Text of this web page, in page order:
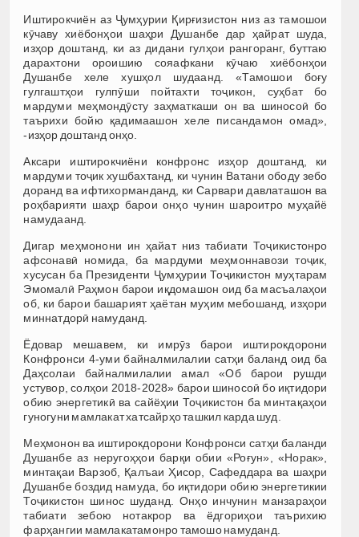
Иштирокчиён аз Ҷумҳурии Қирғизистон низ аз тамошои
кӯчаву хиёбонҳои шаҳри Душанбе дар ҳайрат шуда,
изҳор доштанд, ки аз дидани гулҳои рангоранг, буттаю
дарахтони ороишию сояафкани кӯчаю хиёбонҳои
Душанбе хеле хушҳол шудаанд. «Тамошои боғу
гулгаштҳои гулпӯши пойтахти тоҷикон, суҳбат бо
мардуми меҳмондӯсту заҳматкаши он ва шиносоӣ бо
таърихи бойю қадимаашон хеле писандамон омад»,
-изҳор доштанд онҳо.
Аксари иштирокчиёни конфронс изҳор доштанд, ки
мардуми тоҷик хушбахтанд, ки чунин Ватани ободу зебо
доранд ва ифтихорманданд, ки Сарвари давлаташон ва
роҳбарияти шаҳр барои онҳо чунин шароитро муҳайё
намудаанд.
Дигар меҳмонони ин ҳайат низ табиати Тоҷикистонро
афсонавӣ номида, ба мардуми меҳмоннавози тоҷик,
хусусан ба Президенти Ҷумҳурии Тоҷикистон муҳтарам
Эмомалӣ Раҳмон барои иқдомашон оид ба масъалаҳои
об, ки барои башарият ҳаётан муҳим мебошанд, изҳори
миннатдорӣ намуданд.
Ёдовар мешавем, ки имрӯз барои иштирокдорони
Конфронси 4-уми байналмилалии сатҳи баланд оид ба
Даҳсолаи байналмилалии амал «Об барои рушди
устувор, солҳои 2018-2028» барои шиносоӣ бо иқтидори
обию энергетикӣ ва сайёҳии Тоҷикистон ба минтақаҳои
гуногуни мамлакат хатсайрҳо ташкил карда шуд.
Меҳмонон ва иштирокдорони Конфронси сатҳи баланди
Душанбе аз неругоҳҳои барқи обии «Роғун», «Норак»,
минтақаи Варзоб, Қалъаи Ҳисор, Сафеддара ва шаҳри
Душанбе боздид намуда, бо иқтидори обию энергетикии
Тоҷикистон шинос шуданд. Онҳо инчунин манзараҳои
табиати зебою нотакрор ва ёдгориҳои таърихию
фарҳангии мамлакатамонро тамошо намуданд.